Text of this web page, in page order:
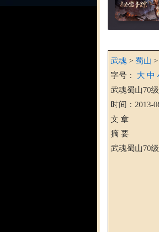
武魂 > 蜀山 >
字号： 大 中
武魂蜀山70
时间：2013-
文 章
摘 要
武魂蜀山70